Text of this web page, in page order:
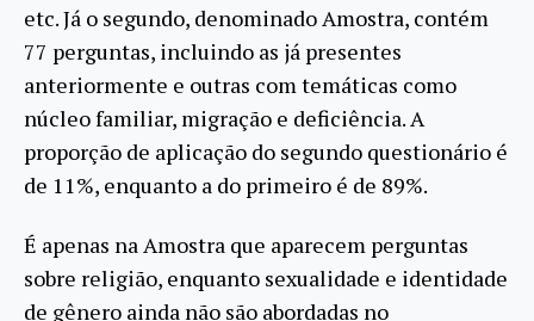
etc. Já o segundo, denominado Amostra, contém
77 perguntas, incluindo as já presentes
anteriormente e outras com temáticas como
núcleo familiar, migração e deficiência. A
proporção de aplicação do segundo questionário é
de 11%, enquanto a do primeiro é de 89%.
É apenas na Amostra que aparecem perguntas
sobre religião, enquanto sexualidade e identidade
de gênero ainda não são abordadas no